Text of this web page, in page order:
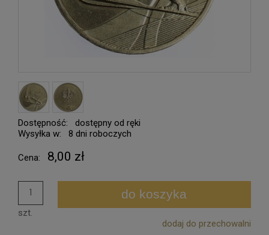
Dostępność:
dostępny od ręki
Wysyłka w:
8 dni roboczych
Cena: 8,00 zł
szt.
do koszyka
dodaj do przechowalni